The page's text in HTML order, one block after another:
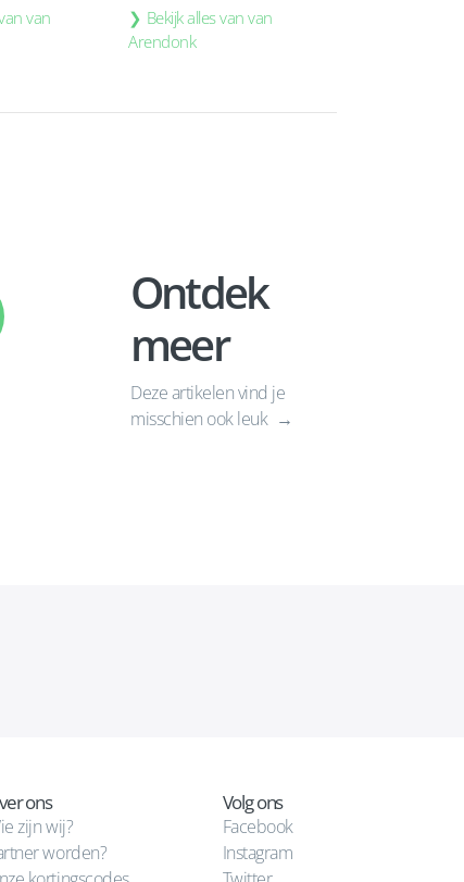
van
Bekijk alles van van
Arendonk
Ontdek
meer
Deze artikelen vind je
misschien ook leuk
ons
zijn wij?
worden?
Volg ons
Facebook
Instagram